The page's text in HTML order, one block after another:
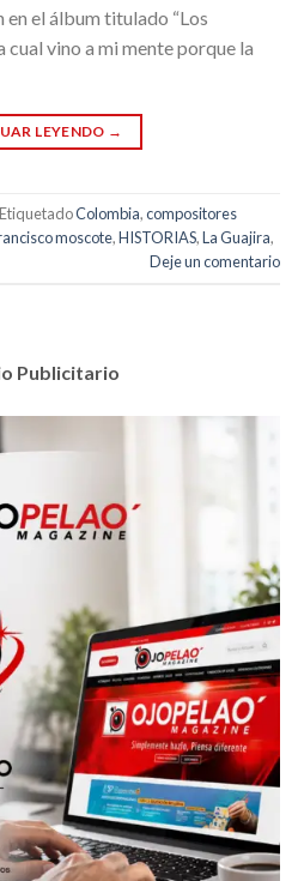
el álbum titulado “Los
cual vino a mi mente porque la
LEYENDO →
EtiquetadoColombia,compositores
moscote,HISTORIAS,La Guajira,
Deje un comentario
Publicitario